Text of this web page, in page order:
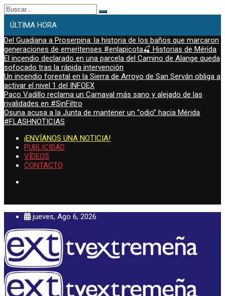
Buscar:
ÚLTIMA HORA
Del Guadiana a Proserpina: la historia de los baños que marcaron
generaciones de emeritenses #enlapicota🍒 Historias de Mérida
El incendio declarado en una parcela del Camino de Alange queda
sofocado tras la rápida intervención
Un incendio forestal en la Sierra de Arroyo de San Serván obliga a
activar el nivel 1 del INFOEX
Paco Vadillo reclama un Carnaval más sano y alejado de las
rivalidades en #SinFiltro
Osuna acusa a la Junta de mantener un “odio” hacia Mérida
#FLASHNOTICIAS
¡ENVÍANOS UNA NOTICIA!
PUBLICIDAD
VÍDEOS
CONTACTO
jueves, Ago 6, 2026